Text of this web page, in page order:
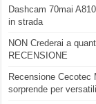
Dashcam 70mai
in strada
NON Crederai a
RECENSIONE
Recensione Cecotec
sorprende per